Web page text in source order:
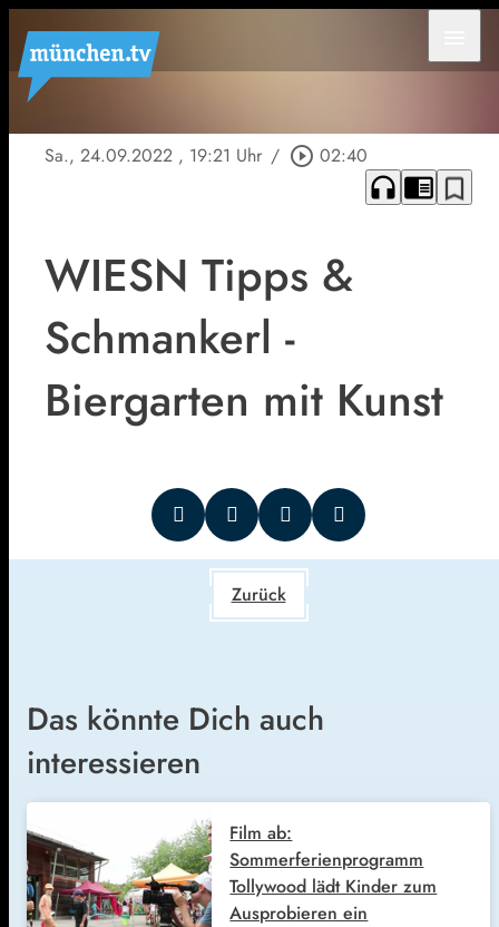
Sa., 24.09.2022 , 19:21 Uhr / play_circle_outline 02:40
headphones chrome_reader_mode bookmark_border
WIESN Tipps &
Schmankerl -
Biergarten mit Kunst
Zurück
Das könnte Dich auch
interessieren
Film ab:
Sommerferienprogramm
Tollywood lädt Kinder zum
Ausprobieren ein